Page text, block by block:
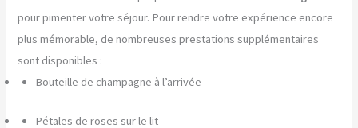
pour pimenter votre séjour. Pour rendre votre expérience encore
plus mémorable, de nombreuses prestations supplémentaires
sont disponibles :
Bouteille de champagne à l’arrivée
Pétales de roses sur le lit